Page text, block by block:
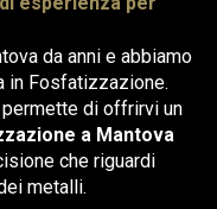
da anni e abbiamo
in Fosfatizzazione.
di offrirvi un
a Mantova
che riguardi
metalli.